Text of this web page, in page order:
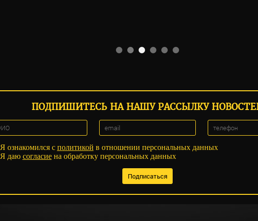
ПОДПИШИТЕСЬ НА НАШУ РАССЫЛКУ
Я ознакомился с политикой в отношении персональных данных
Я даю согласиена обработку персональных данных